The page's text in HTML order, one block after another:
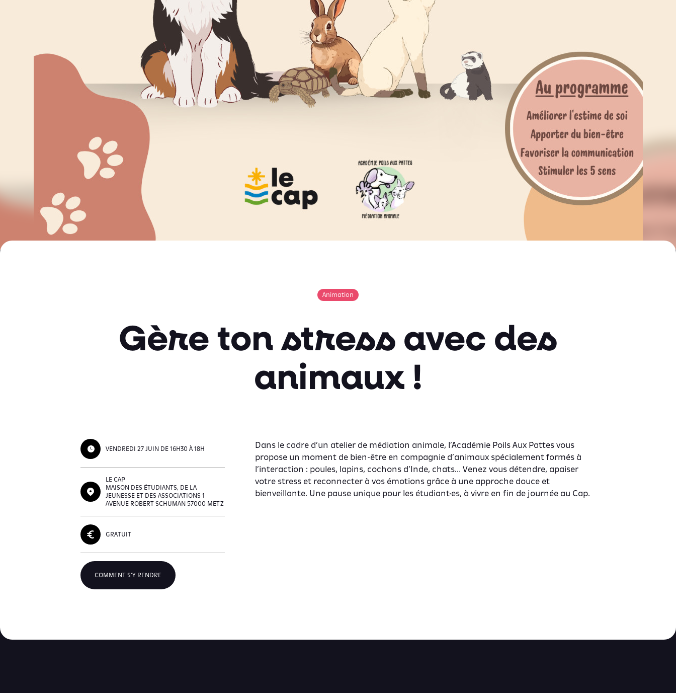
Animation
Gère ton stress avec des
animaux !
VENDREDI 27 JUIN DE 16H30 À 18H
LE CAP
MAISON DES ÉTUDIANTS, DE LA
JEUNESSE ET DES ASSOCIATIONS 1
AVENUE ROBERT SCHUMAN 57000 METZ
GRATUIT
COMMENT S'Y RENDRE
Dans le cadre d’un atelier de médiation animale, l’Académie Poils Aux Pattes vous
propose un moment de bien-être en compagnie d’animaux spécialement formés à
l’interaction : poules, lapins, cochons d’Inde, chats… Venez vous détendre, apaiser
votre stress et reconnecter à vos émotions grâce à une approche douce et
bienveillante. Une pause unique pour les étudiant·es, à vivre en fin de journée au Cap.